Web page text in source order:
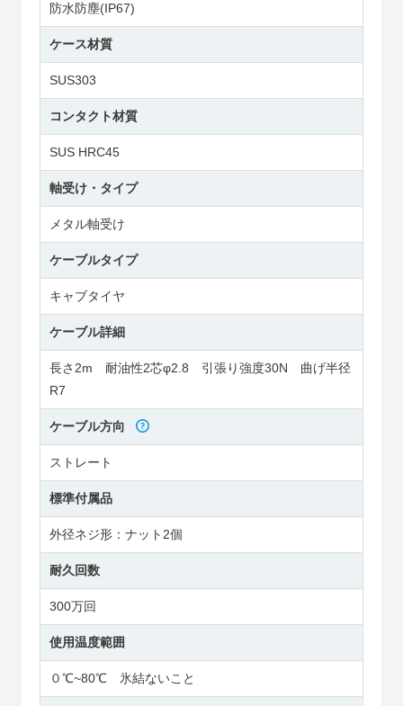
防水防塵(IP67)
ケース材質
SUS303
コンタクト材質
SUS HRC45
軸受け・タイプ
メタル軸受け
ケーブルタイプ
キャブタイヤ
ケーブル詳細
長さ2m 耐油性2芯φ2.8 引張り強度30N 曲げ半径
R7
ケーブル方向
ストレート
標準付属品
外径ネジ形：ナット2個
耐久回数
300万回
使用温度範囲
０℃~80℃ 氷結ないこと